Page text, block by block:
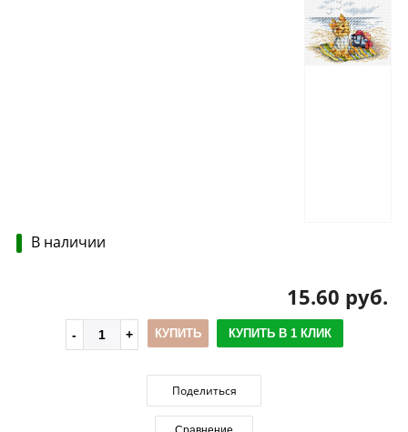
В наличии
15.60 руб.
КУПИТЬ КУПИТЬ В 1 КЛИК
Поделиться